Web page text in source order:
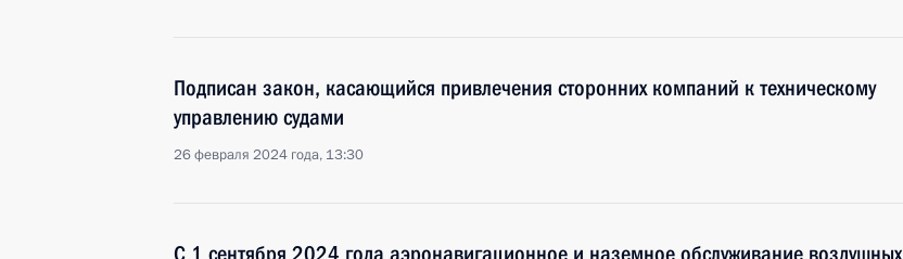
Подписан закон, касающийся привлечения сторонних компаний к техническому
управлению судами
26 февраля 2024 года, 13:30
С 1 сентября 2024 года аэронавигационное и наземное обслуживание воздушных